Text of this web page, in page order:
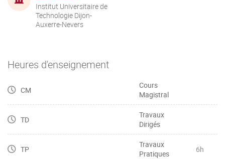
Institut Universitaire de
Technologie Dijon-
Auxerre-Nevers
Heures d'enseignement
CM
Cours
Magistral
TD
Travaux
Dirigés
TP
Travaux
Pratiques
6h